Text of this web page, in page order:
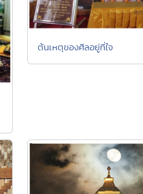
ต้นเหตุของศีลอยู่ที่ใจ